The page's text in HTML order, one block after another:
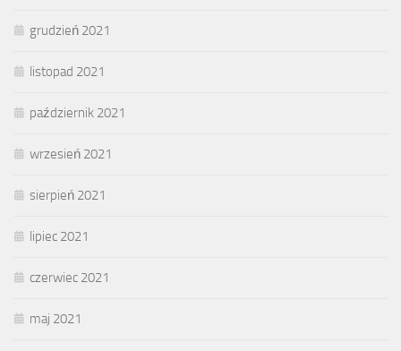
grudzień 2021
listopad 2021
październik 2021
wrzesień 2021
sierpień 2021
lipiec 2021
czerwiec 2021
maj 2021